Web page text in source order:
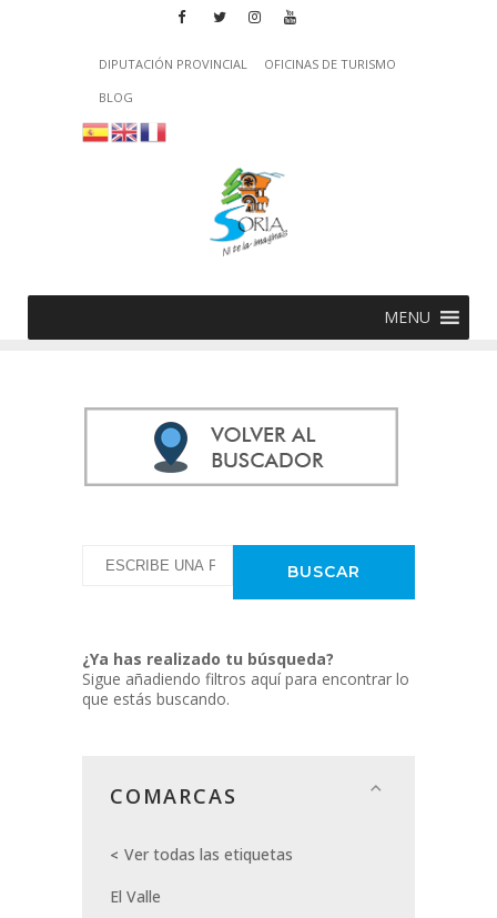
DIPUTACIÓN PROVINCIAL
OFICINAS DE TURISMO
BLOG
MENU
¿Ya has realizado tu búsqueda?
Sigue añadiendo filtros aquí para encontrar lo
que estás buscando.
COMARCAS
Ver todas las etiquetas
El Valle